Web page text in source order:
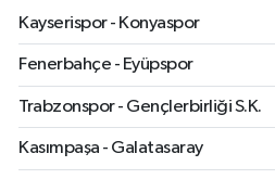
Kayserispor - Konyaspor
Fenerbahçe - Eyüpspor
Trabzonspor - Gençlerbirliği S.K.
Kasımpaşa - Galatasaray